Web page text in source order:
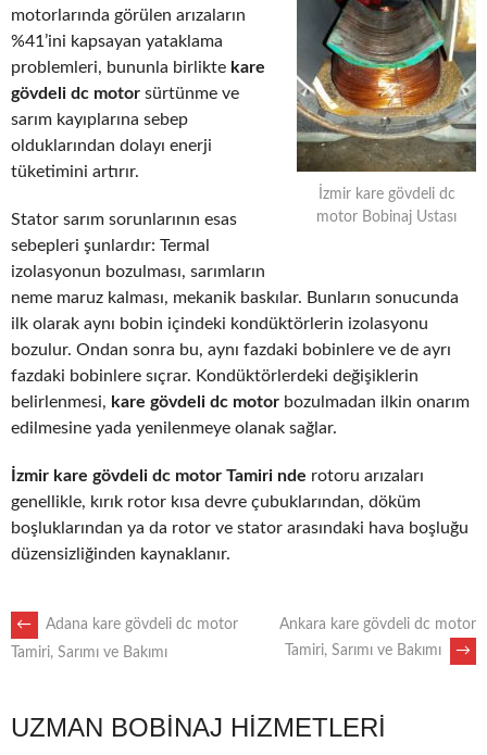
İzmir kare gövdeli dc
motor Bobinaj Ustası
motorlarında görülen arızaların
%41’ini kapsayan yataklama
problemleri, bununla birlikte kare
gövdeli dc motor sürtünme ve
sarım kayıplarına sebep
olduklarından dolayı enerji
tüketimini artırır.
Stator sarım sorunlarının esas
sebepleri şunlardır: Termal
izolasyonun bozulması, sarımların
neme maruz kalması, mekanik baskılar. Bunların sonucunda
ilk olarak aynı bobin içindeki kondüktörlerin izolasyonu
bozulur. Ondan sonra bu, aynı fazdaki bobinlere ve de ayrı
fazdaki bobinlere sıçrar. Kondüktörlerdeki değişiklerin
belirlenmesi, kare gövdeli dc motor bozulmadan ilkin onarım
edilmesine yada yenilenmeye olanak sağlar.
İzmir kare gövdeli dc motor Tamiri nde rotoru arızaları
genellikle, kırık rotor kısa devre çubuklarından, döküm
boşluklarından ya da rotor ve stator arasındaki hava boşluğu
düzensizliğinden kaynaklanır.
POST
←
Adana kare gövdeli dc motor
Tamiri, Sarımı ve Bakımı
Ankara kare gövdeli dc motor
Tamiri, Sarımı ve Bakımı
→
UZMAN BOBINAJ HIZMETLERI